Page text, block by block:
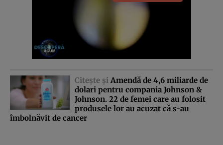
Citeşte şi Amendă de 4,6 miliarde de
dolari pentru compania Johnson &
Johnson. 22 de femei care au folosit
produsele lor au acuzat că s-au
îmbolnăvit de cancer